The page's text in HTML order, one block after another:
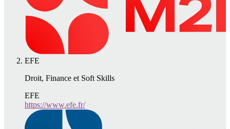
EFE
Droit, Finance et Soft Skills
EFE
https://www.efe.fr/